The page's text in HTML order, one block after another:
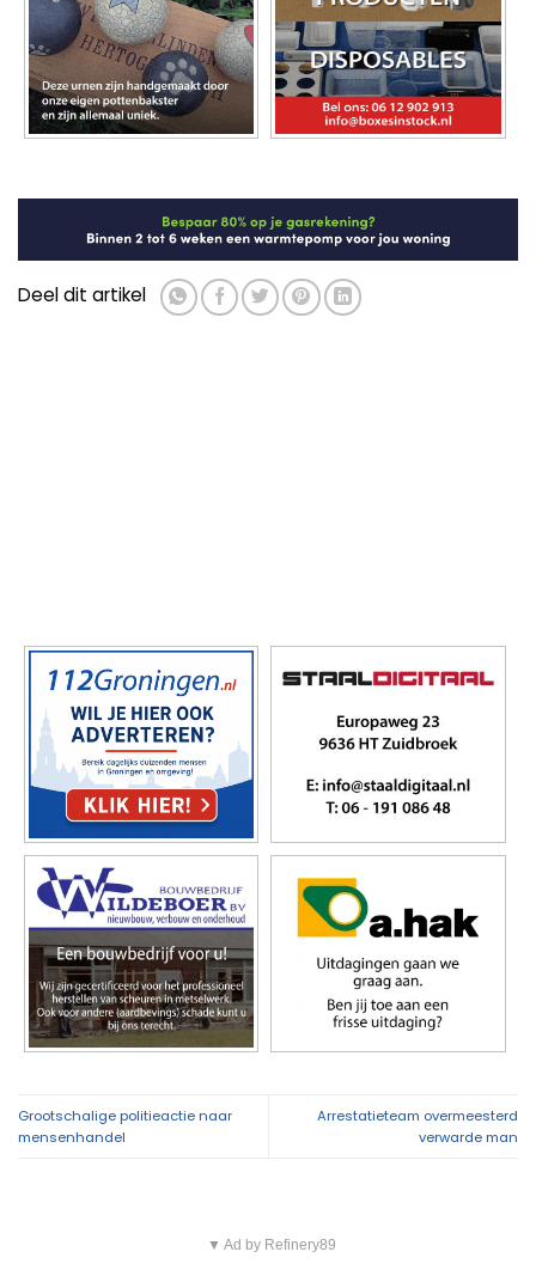
Deel dit artikel
Grootschalige politieactie naar
mensenhandel
Arrestatieteam overmeesterd
verwarde man
▼ Ad by Refinery89